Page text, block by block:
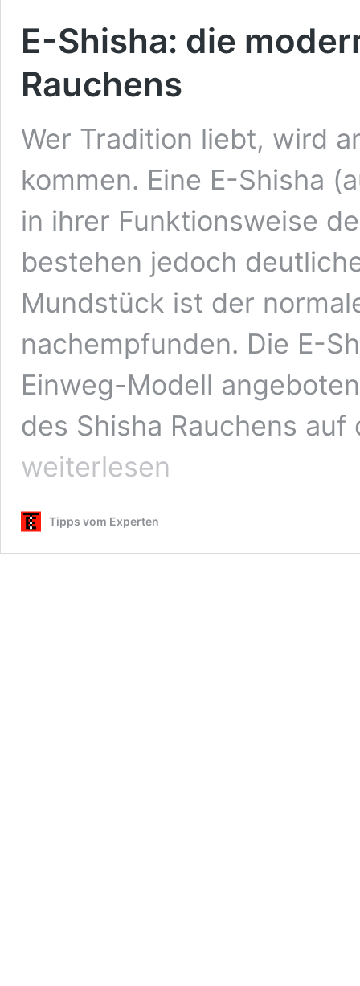
E-Shisha: die
Rauchens
Wer Tradition liebt, wird
kommen. Eine E-Shisha
in ihrer Funktionsweise
bestehen jedoch
Mundstück ist der
nachempfunden. Die E-
Einweg-Modell
des Shisha Rauchens
weiterlesen
Tipps vom Experten